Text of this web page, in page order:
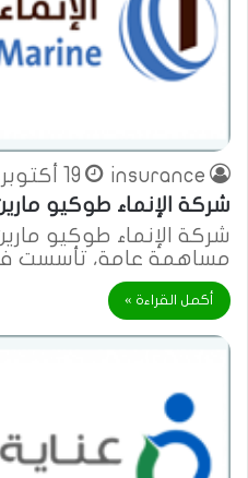
insurance 19 أكتوبر، 2020
شركة الإنماء طوكيو
شركة الإنماء طوكيو
مساهمة عامة، تأسست
أكمل القراءة »